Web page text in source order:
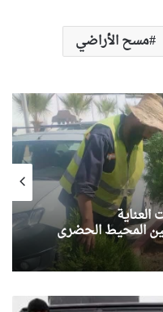
مسح الأراضي
المحيط الحضري